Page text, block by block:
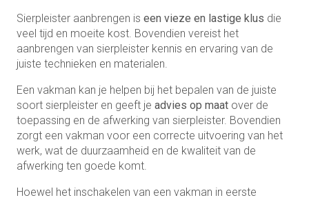
Sierpleister aanbrengen is een vieze en lastige klus die
veel tijd en moeite kost. Bovendien vereist het
aanbrengen van sierpleister kennis en ervaring van de
juiste technieken en materialen.
Een vakman kan je helpen bij het bepalen van de juiste
soort sierpleister en geeft je advies op maat over de
toepassing en de afwerking van sierpleister. Bovendien
zorgt een vakman voor een correcte uitvoering van het
werk, wat de duurzaamheid en de kwaliteit van de
afwerking ten goede komt.
Hoewel het inschakelen van een vakman in eerste